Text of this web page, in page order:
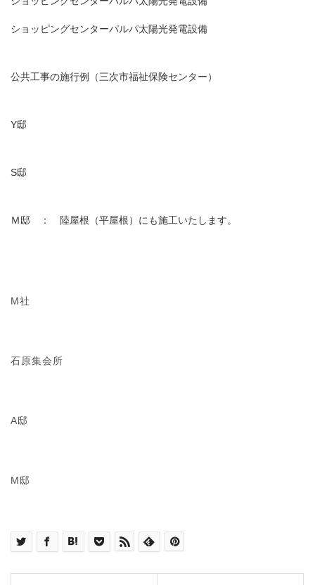
ショッピングセンターパルパ太陽光発電設備
公共工事の施行例（三次市福祉保険センター）
Y邸
S邸
Ｍ邸 ： 陸屋根（平屋根）にも施工いたします。
M社
石原集会所
A邸
M邸